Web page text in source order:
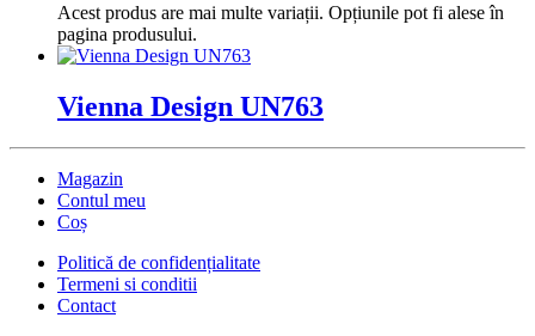
Acest produs are mai multe variații. Opțiunile pot fi alese în
pagina produsului.
Vienna Design UN763
Magazin
Contul meu
Coș
Politică de confidențialitate
Termeni si conditii
Contact